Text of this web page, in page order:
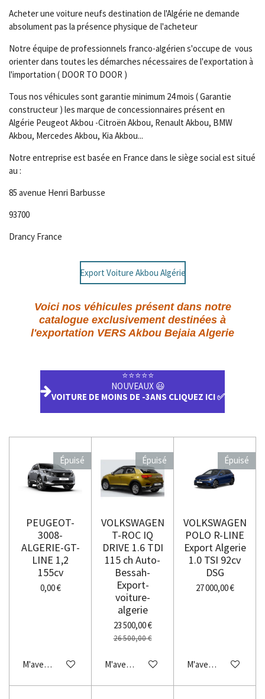
Acheterune voiture neufs destination de l'Algérie ne demande
absolument pas la présence physique de l'acheteur
Notre équipe de professionnels franco-algérien s'occupe de vous
orienter dans toutes les démarches nécessaires de l'exportation à
l'importation ( DOOR TO DOOR )
Tous nos véhicules sont garantie minimum 24 mois ( Garantie
constructeur ) les marque de concessionnaires présent en
Algérie Peugeot Akbou -Citroën Akbou, Renault Akbou, BMW
Akbou, Mercedes Akbou, Kia Akbou...
Notre entreprise est basée en France dans le siège social est situé
au :
85 avenue Henri Barbusse
93700
Drancy France
Export Voiture Akbou Algérie
Voici nos véhicules présent dans notre
catalogue exclusivement destinées à
l'exportation VERS Akbou Bejaia Algerie
⭐️⭐️⭐️⭐️⭐️
NOUVEAUX 😃
VOITURE DE MOINS DE -3ANS CLIQUEZ ICI ✅️
Épuisé
PEUGEOT-
3008-
ALGERIE-GT-
LINE 1,2
155cv
0,00 €
M'avertir si disponible
Épuisé
VOLKSWAGEN
T-ROC IQ
DRIVE 1.6 TDI
115 ch Auto-
Bessah-
Export-
voiture-
algerie
23 500,00 €
26 500,00 €
M'avertir si disponible
Épuisé
VOLKSWAGEN
POLO R-LINE
Export Algerie
1.0 TSI 92cv
DSG
27 000,00 €
M'avertir si